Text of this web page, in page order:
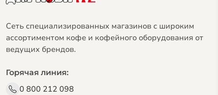
Сеть специализированных магазинов с широким
ассортиментом кофе и кофейного оборудования от
ведущих брендов.
Горячая линия:
0 800 212 098